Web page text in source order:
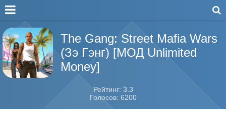
The Gang: Street Mafia Wars
(Зэ Гэнг) [МОД Unlimited
Money]
Рейтинг: 3.3
Голосов: 6200